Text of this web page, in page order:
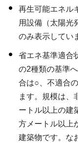
再生可能エネル
用設備（太陽光
のみ表示してい
省エネ基準適合
の2種類の基準
合は○、不適合
ます。規模は、
ートル以上の建
方メートル以上
建築物です。な